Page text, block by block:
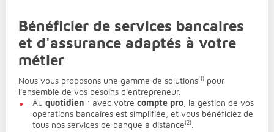
Bénéficier de services bancaires
et d'assurance adaptés à votre
métier
Nous vous proposons une gamme de solutions(1) pour
l'ensemble de vos besoins d'entrepreneur.
Au quotidien : avec votre compte pro , la gestion de vos
opérations bancaires est simplifiée, et vous bénéficiez de
tous nos services de banque à distance(2)